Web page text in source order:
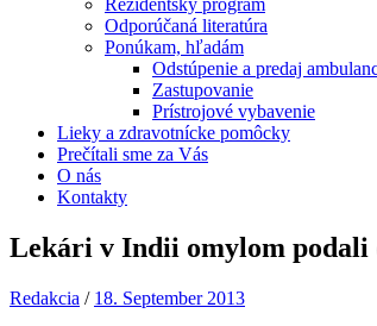
Rezidentský program
Odporúčaná literatúra
Ponúkam, hľadám
Odstúpenie a predaj
Zastupovanie
Prístrojové vybavenie
Lieky a zdravotnícke pomôcky
Prečítali sme za Vás
O nás
Kontakty
Lekári v Indii omylom podali
Redakcia / 18. September 2013